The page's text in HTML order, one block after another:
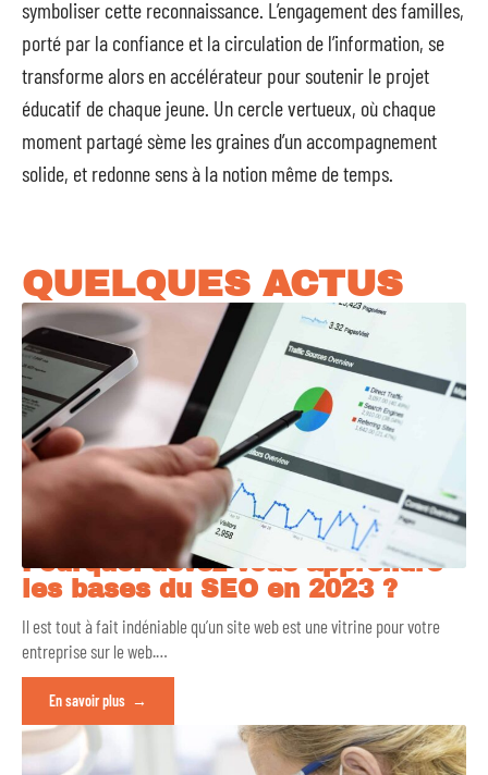
symboliser cette reconnaissance. L’engagement des familles,
porté par la confiance et la circulation de l’information, se
transforme alors en accélérateur pour soutenir le projet
éducatif de chaque jeune. Un cercle vertueux, où chaque
moment partagé sème les graines d’un accompagnement
solide, et redonne sens à la notion même de temps.
QUELQUES ACTUS
Pourquoi devez-vous apprendre
les bases du SEO en 2023 ?
Il est tout à fait indéniable qu’un site web est une vitrine pour votre
entreprise sur le web.…
En savoir plus